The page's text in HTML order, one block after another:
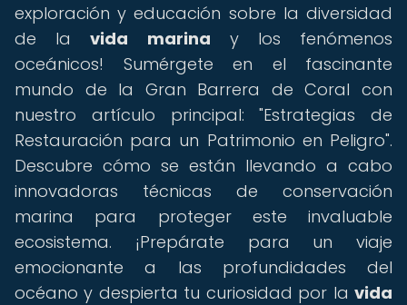
exploración y educación sobre la diversidad
de lavida marina y los fenómenos
oceánicos! Sumérgete en el fascinante
mundo de la Gran Barrera de Coral con
nuestro artículo principal: "Estrategias de
Restauración para un Patrimonio en Peligro".
Descubre cómo se están llevando a cabo
innovadoras técnicas de conservación
marina para proteger este invaluable
ecosistema. ¡Prepárate para un viaje
emocionante a las profundidades del
océano y despierta tu curiosidad por la vida